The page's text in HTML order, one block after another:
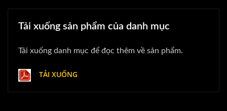
Tải xuống sản phẩm của danh mục
Tải xuống danh mục để đọc thêm về sản phẩm.
TẢI XUỐNG